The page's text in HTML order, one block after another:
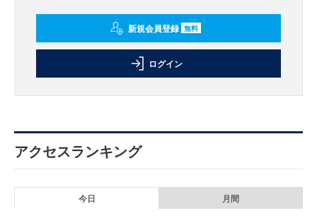
新規会員登録 無料
ログイン
アクセスランキング
今日 月間